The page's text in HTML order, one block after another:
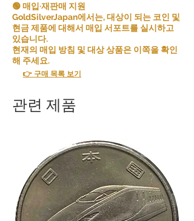
🟢 매입·재판매 지원
GoldSilverJapan에서는, 대상이 되는 코인 및
현금 제품에 대해서 매입 서포트를 실시하고
있습니다.
현재의 매입 방침 및 대상 상품은 이쪽을 확인
해 주세요.
👉 구매 목록 보기
관련 제품